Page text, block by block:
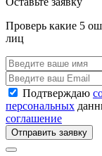
Проверь какие 5
лиц
Подтверждаю
персональных
соглашение
Отправить заявку